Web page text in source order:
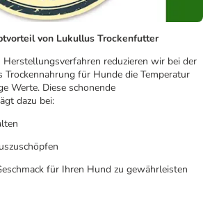
von Lukullus Trockenfutter
Herstellungsverfahren reduzieren wir bei der
für Hunde die Temperatur
Werte. Diese schonende
dazu bei:
für Ihren Hund zu gewährleisten